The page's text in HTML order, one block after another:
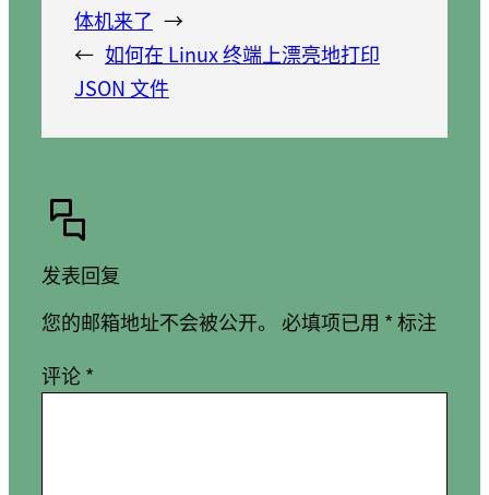
体机来了 →
← 如何在 Linux 终端上漂亮地打印
JSON 文件
发表回复
您的邮箱地址不会被公开。
必填项已用 *标注
评论*